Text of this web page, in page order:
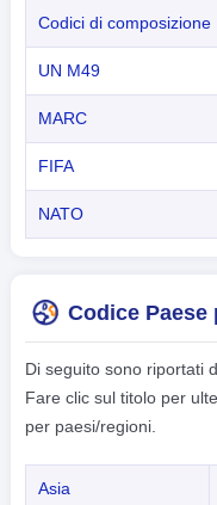
Codici di composizione
UN M49
MARC
FIFA
NATO
Codice Paese
Di seguito sono riportati
Fare clic sul titolo per
per paesi/regioni.
Asia